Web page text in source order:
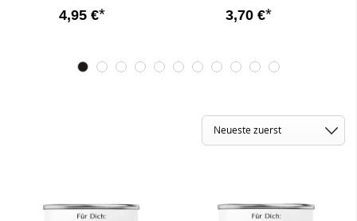
abnehmen kannst du später
4,95 € 3,70 €